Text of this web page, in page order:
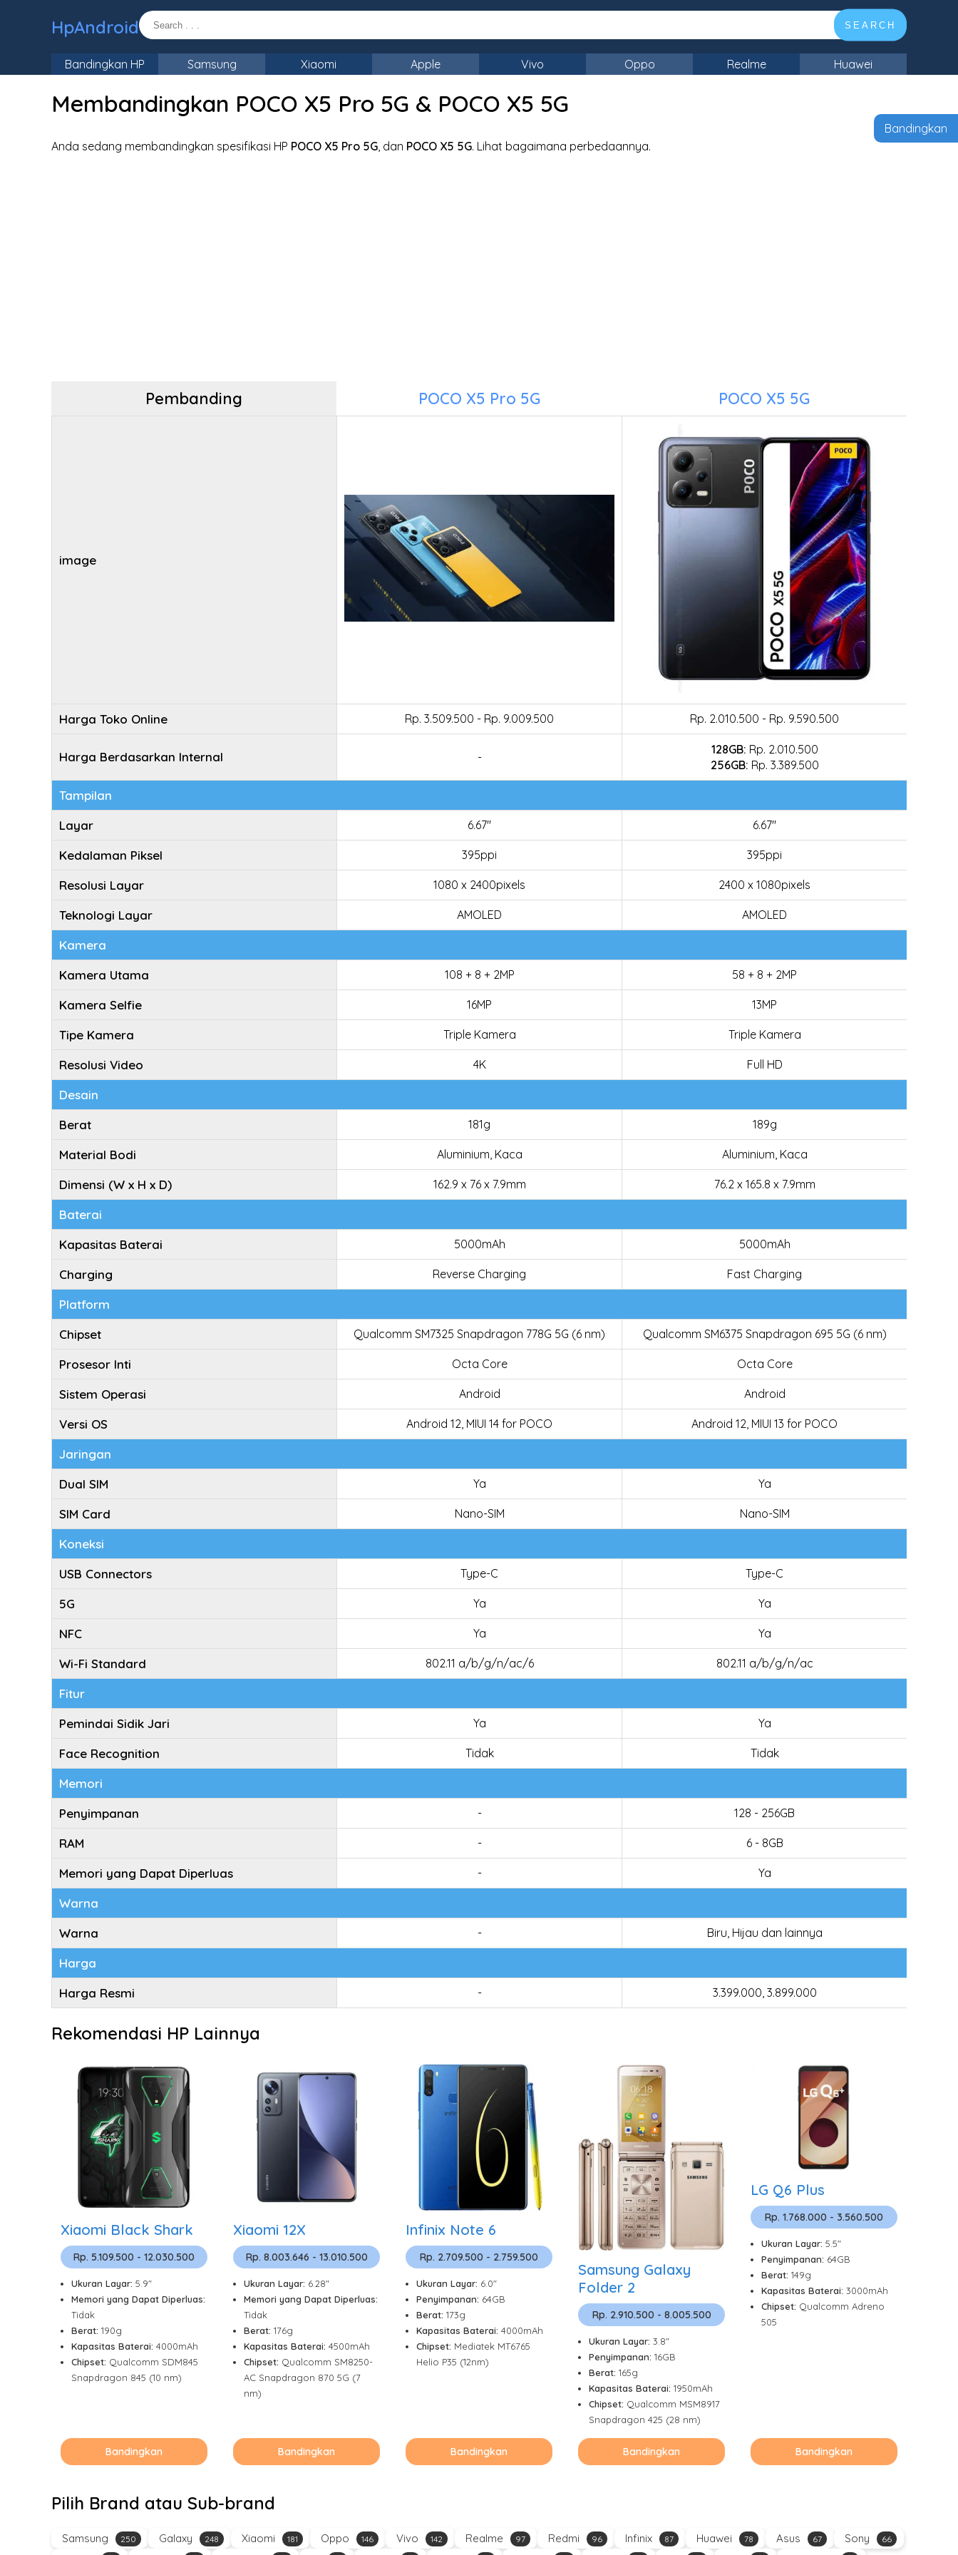
HpAndroid SEARCH
Bandingkan HP Samsung Xiaomi Apple Vivo Oppo Realme Huawei
Membandingkan POCO X5 Pro 5G & POCO X5 5G
Anda sedang membandingkan spesifikasi HP POCO X5 Pro 5G, dan POCO X5 5G. Lihat bagaimana perbedaannya.
Pembanding POCO X5 Pro 5G POCO X5 5G
image
Harga Toko Online Rp. 3.509.500 - Rp. 9.009.500 Rp. 2.010.500 - Rp. 9.590.500
Harga Berdasarkan Internal -
128GB: Rp. 2.010.500
256GB: Rp. 3.389.500
Tampilan
Layar
6.67" 6.67"
Kedalaman Piksel 395ppi 395ppi
Resolusi Layar 1080 x 2400pixels 2400 x 1080pixels
Teknologi Layar AMOLED AMOLED
Kamera
Kamera Utama
108 + 8 + 2MP 58 + 8 + 2MP
Kamera Selfie 16MP 13MP
Tipe Kamera Triple Kamera Triple Kamera
Resolusi Video 4K Full HD
Desain
Berat
181g 189g
Material Bodi Aluminium, Kaca Aluminium, Kaca
Dimensi (W x H x D) 162.9 x 76 x 7.9mm 76.2 x 165.8 x 7.9mm
Baterai
Kapasitas Baterai
5000mAh 5000mAh
Charging Reverse Charging Fast Charging
Platform
Chipset
Qualcomm SM7325 Snapdragon 778G 5G (6 nm) Qualcomm SM6375 Snapdragon 695 5G (6 nm)
Prosesor Inti Octa Core Octa Core
Sistem Operasi Android Android
Versi OS Android 12, MIUI 14 for POCO Android 12, MIUI 13 for POCO
Jaringan
Dual SIM
Ya Ya
SIM Card Nano-SIM Nano-SIM
Koneksi
USB Connectors
Type-C Type-C
5G Ya Ya
NFC Ya Ya
Wi-Fi Standard 802.11 a/b/g/n/ac/6 802.11 a/b/g/n/ac
Fitur
Pemindai Sidik Jari
Ya Ya
Face Recognition Tidak Tidak
Memori
Penyimpanan
- 128 - 256GB
RAM - 6 - 8GB
Memori yang Dapat Diperluas - Ya
Warna
Warna
- Biru, Hijau dan lainnya
Harga
Harga Resmi
- 3.399.000, 3.899.000
Rekomendasi HP Lainnya
Xiaomi Black Shark
Rp. 5.109.500 - 12.030.500
Ukuran Layar: 5.9"
Memori yang Dapat Diperluas:
Tidak
Berat: 190g
Kapasitas Baterai: 4000mAh
Chipset: Qualcomm SDM845
Snapdragon 845 (10 nm)
Bandingkan
Xiaomi 12X
Rp. 8.003.646 - 13.010.500
Ukuran Layar: 6.28"
Memori yang Dapat Diperluas:
Tidak
Berat: 176g
Kapasitas Baterai: 4500mAh
Chipset: Qualcomm SM8250-
AC Snapdragon 870 5G (7
nm)
Bandingkan
Infinix Note 6
Rp. 2.709.500 - 2.759.500
Ukuran Layar: 6.0"
Penyimpanan: 64GB
Berat: 173g
Kapasitas Baterai: 4000mAh
Chipset: Mediatek MT6765
Helio P35 (12nm)
Bandingkan
Samsung Galaxy
Folder 2
Rp. 2.910.500 - 8.005.500
Ukuran Layar: 3.8"
Penyimpanan: 16GB
Berat: 165g
Kapasitas Baterai: 1950mAh
Chipset: Qualcomm MSM8917
Snapdragon 425 (28 nm)
Bandingkan
LG Q6 Plus
Rp. 1.768.000 - 3.560.500
Ukuran Layar: 5.5"
Penyimpanan: 64GB
Berat: 149g
Kapasitas Baterai: 3000mAh
Chipset: Qualcomm Adreno
505
Bandingkan
Pilih Brand atau Sub-brand
Samsung 250 Galaxy 248 Xiaomi 181 Oppo 146 Vivo 142 Realme 97 Redmi 96 Infinix 87 Huawei 78 Asus 67 Sony 66
Bandingkan